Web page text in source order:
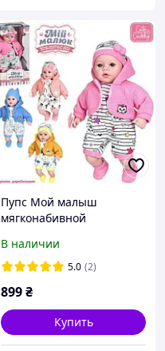
Пупс Мой малыш
мягконабивной
4014-1 UA 4 вида
В наличии
5.0 (2)
899₴
Купить